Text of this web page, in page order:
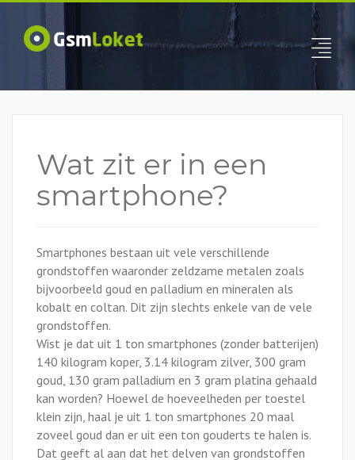
Wat zit er in een
smartphone?
Smartphones bestaan uit vele verschillende
grondstoffen waaronder zeldzame metalen zoals
bijvoorbeeld goud en palladium en mineralen als
kobalt en coltan. Dit zijn slechts enkele van de vele
grondstoffen.
Wist je dat uit 1 ton smartphones (zonder batterijen)
140 kilogram koper, 3.14 kilogram zilver, 300 gram
goud, 130 gram palladium en 3 gram platina gehaald
kan worden? Hoewel de hoeveelheden per toestel
klein zijn, haal je uit 1 ton smartphones 20 maal
zoveel goud dan er uit een ton gouderts te halen is.
Dat geeft al aan dat het delven van grondstoffen